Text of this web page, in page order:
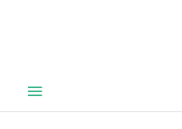
Hovedmeny